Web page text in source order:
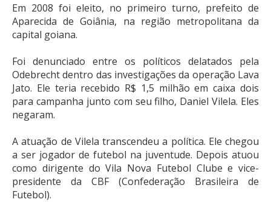
Em 2008 foi eleito, no primeiro turno, prefeito de
Aparecida de Goiânia, na região metropolitana da
capital goiana.
Foi denunciado entre os políticos delatados pela
Odebrecht dentro das investigações da operação Lava
Jato. Ele teria recebido R$ 1,5 milhão em caixa dois
para campanha junto com seu filho, Daniel Vilela. Eles
negaram.
A atuação de Vilela transcendeu a política. Ele chegou
a ser jogador de futebol na juventude. Depois atuou
como dirigente do Vila Nova Futebol Clube e vice-
presidente da CBF (Confederação Brasileira de
Futebol).